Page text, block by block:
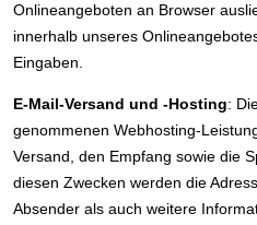
Onlineangeboten an Browser
innerhalb unseres
Eingaben.
E-Mail-Versand und -Hosting:
genommenen Webhosting-
Versand, den Empfang sowie die
diesen Zwecken werden die
Absender als auch weitere